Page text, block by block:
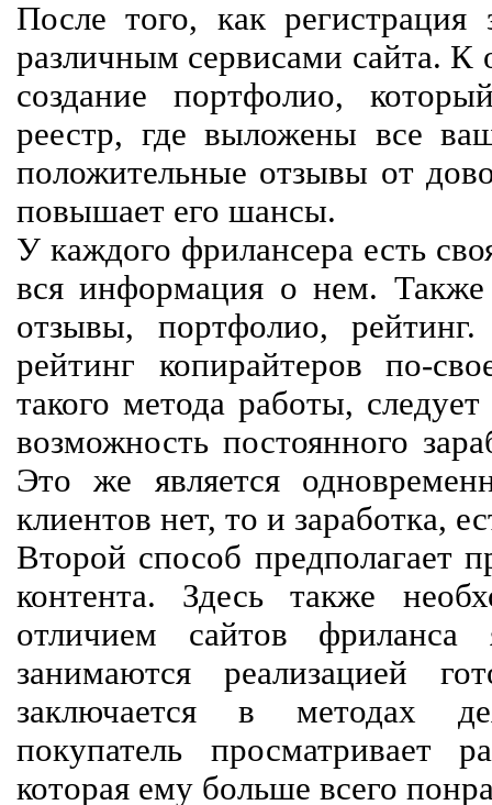
После того, как регистрация
различным сервисами сайта. К
создание портфолио,
реестр, где выложены все
положительные отзывы от
повышает его шансы.
У каждого фрилансера есть
вся информация о нем. Также
отзывы, портфолио,
рейтинг копирайтеров по-
такого метода работы,
возможность постоянного
Это же является
клиентов нет, то и заработка,
Второй способ предполагает
контента. Здесь также
отличием сайтов
занимаются реализацией
заключается в методах
покупатель просматривает
которая ему больше всего